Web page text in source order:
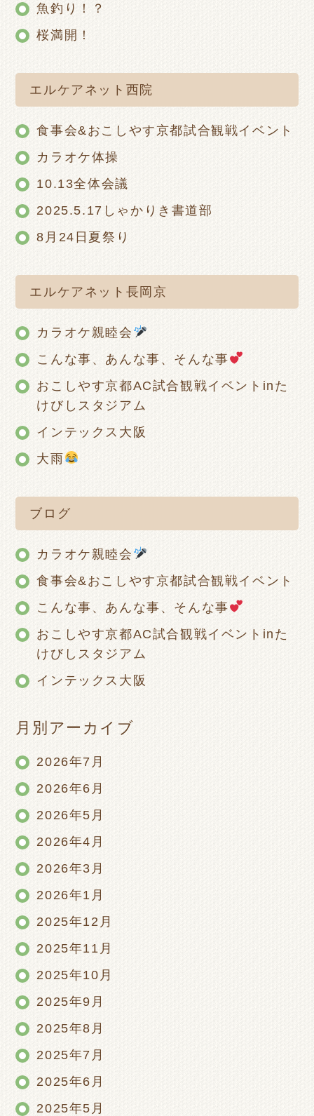
魚釣り！？
桜満開！
エルケアネット西院
食事会&おこしやす京都試合観戦イベント
カラオケ体操
10.13全体会議
2025.5.17しゃかりき書道部
8月24日夏祭り
エルケアネット長岡京
カラオケ親睦会
こんな事、あんな事、そんな事
おこしやす京都AC試合観戦イベントinた
けびしスタジアム
インテックス大阪
大雨
ブログ
カラオケ親睦会
食事会&おこしやす京都試合観戦イベント
こんな事、あんな事、そんな事
おこしやす京都AC試合観戦イベントinた
けびしスタジアム
インテックス大阪
月別アーカイブ
2026年7月
2026年6月
2026年5月
2026年4月
2026年3月
2026年1月
2025年12月
2025年11月
2025年10月
2025年9月
2025年8月
2025年7月
2025年6月
2025年5月